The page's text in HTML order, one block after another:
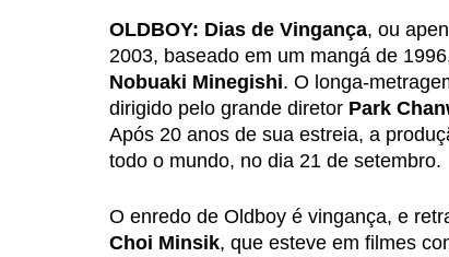
OLDBOY: Dias de Vingança, ou
2003, baseado em um mangá de
Nobuaki Minegishi. O longa-
dirigido pelo grande diretor Park
Após 20 anos de sua estreia, a
todo o mundo, no dia 21 de setembro.
O enredo de Oldboy é vingança, e
Choi Minsik, que esteve em filmes